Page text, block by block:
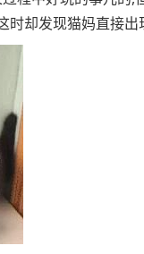
时却发现猫妈直接出